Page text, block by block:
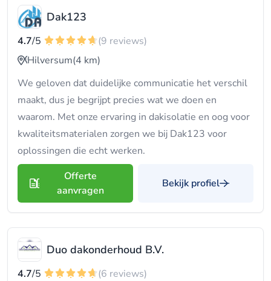
Dak123
4.7/5
(9 reviews)
Hilversum(4 km)
We geloven dat duidelijke communicatie het verschil
maakt, dus je begrijpt precies wat we doen en
waarom. Met onze ervaring in dakisolatie en oog voor
kwaliteitsmaterialen zorgen we bij Dak123 voor
oplossingen die echt werken.
Offerte
aanvragen
Bekijk profiel
Duo dakonderhoud B.V.
4.7/5
(6 reviews)